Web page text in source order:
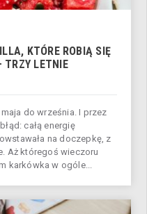
KTÓRE ROBIĄ SIĘ
TRZY LETNIE
do września. I przez
całą energię
na doczepkę, z
Aż któregoś wieczoru
karkówka w ogóle...